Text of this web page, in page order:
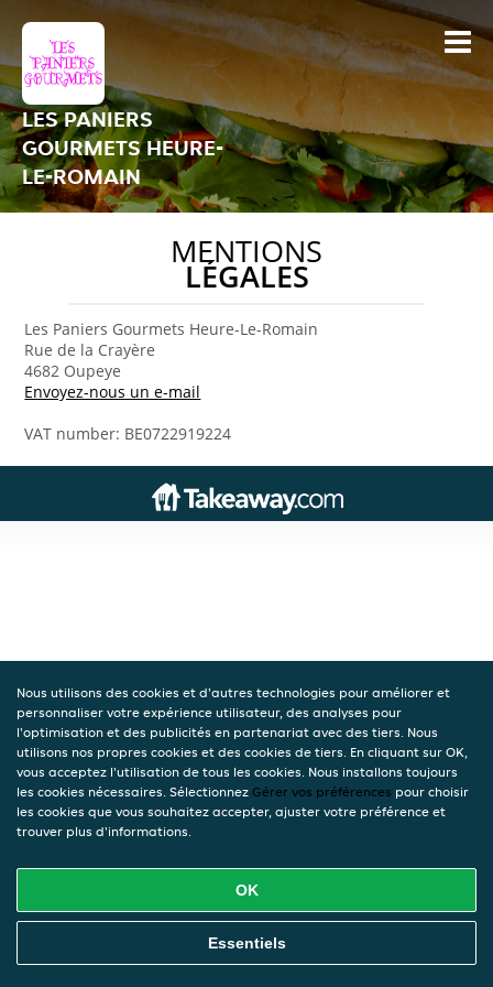
LES PANIERS
GOURMETS HEURE-
LE-ROMAIN
MENTIONS
LÉGALES
Les Paniers Gourmets Heure-Le-Romain
Rue de la Crayère
4682 Oupeye
Envoyez-nous un e-mail
VAT number: BE0722919224
Nous utilisons des cookies et d'autres technologies pour améliorer et
personnaliser votre expérience utilisateur, des analyses pour
l'optimisation et des publicités en partenariat avec des tiers. Nous
utilisons nos propres cookies et des cookies de tiers. En cliquant sur OK,
vous acceptez l'utilisation de tous les cookies. Nous installons toujours
les cookies nécessaires. Sélectionnez Gérer vos préférences pour choisir
les cookies que vous souhaitez accepter, ajuster votre préférence et
trouver plus d'informations.
OK
Essentiels